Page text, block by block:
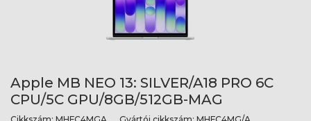
Apple MB NEO 13: SILVER/A18 PRO 6C
CPU/5C GPU/8GB/512GB-MAG